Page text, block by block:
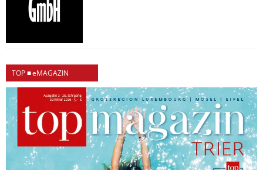
TOP ■ eMAGAZIN